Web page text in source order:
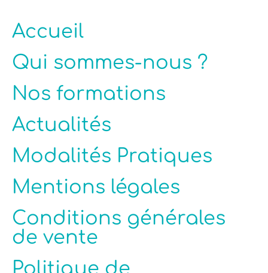
Accueil
Qui sommes-nous ?
Nos formations
Actualités
Modalités Pratiques
Mentions légales
Conditions générales
de vente
Politique de